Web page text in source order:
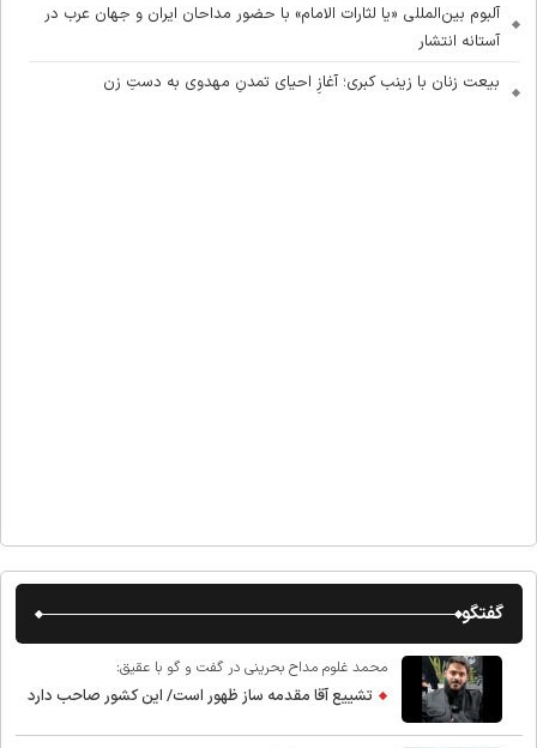
آلبوم بین‌المللی «یا لثارات الامام» با حضور مداحان ایران و جهان عرب در
آستانه انتشار
بیعت زنان با زینب کبری؛ آغازِ احیای تمدنِ مهدوی به دستِ زن
گفتگو
محمد غلوم مداح بحرینی در گفت و گو با عقیق:
تشییع آقا مقدمه ساز ظهور است/ این کشور صاحب دارد